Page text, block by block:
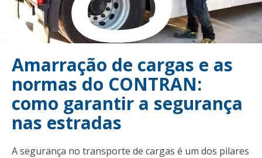
Amarração de cargas e as
normas do CONTRAN:
como garantir a segurança
nas estradas
A segurança no transporte de cargas é um dos pilares